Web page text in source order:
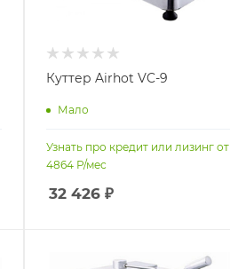
Куттер Airhot VC-9
Мало
Узнать про кредит или лизинг от
4864Р/мес
32 426₽